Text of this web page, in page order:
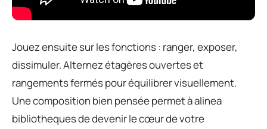
Jouez ensuite sur les fonctions : ranger, exposer,
dissimuler. Alternez étagères ouvertes et
rangements fermés pour équilibrer visuellement.
Une composition bien pensée permet à alinea
bibliotheques de devenir le cœur de votre